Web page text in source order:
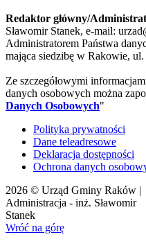
Redaktor główny/
Sławomir Stanek, e-mail:
Administratorem Państwa
mająca siedzibę w Rakowie,
Ze szczegółowymi
danych osobowych można
Danych Osobowych"
Polityka prywatności
Dane teleadresowe
Deklaracja dostępności
Ochrona danych
2026 © Urząd Gminy Raków |
Administracja - inż. Sławomir
Stanek
Wróć na górę